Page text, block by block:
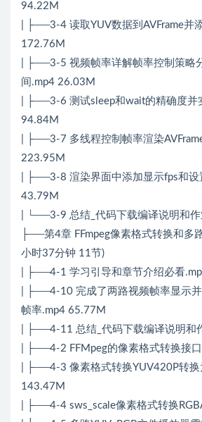
94.22M
| ├──3-4 读取YUV数据到AVFrame并
172.76M
| ├──3-5 视频帧率详解帧率控制策略
间.mp4 26.03M
| ├──3-6 测试sleep和wait的精确度并
94.84M
| ├──3-7 多线程控制帧率渲染
223.95M
| ├──3-8 渲染界面中添加显示fps和设
43.79M
| └──3-9 总结_代码下载编译说明和
├──第4章 FFmpeg像素格式转换和多
小时37分钟 11节)
| ├──4-1 学习引导和章节介绍必看
| ├──4-10 完成了两路视频帧率显示
帧率.mp4 65.77M
| ├──4-11 总结_代码下载编译说明和
| ├──4-2 FFMpeg的像素格式转换接
| ├──4-3 像素格式转换YUV420P转换
143.47M
| ├──4-4 sws_scale像素格式转换